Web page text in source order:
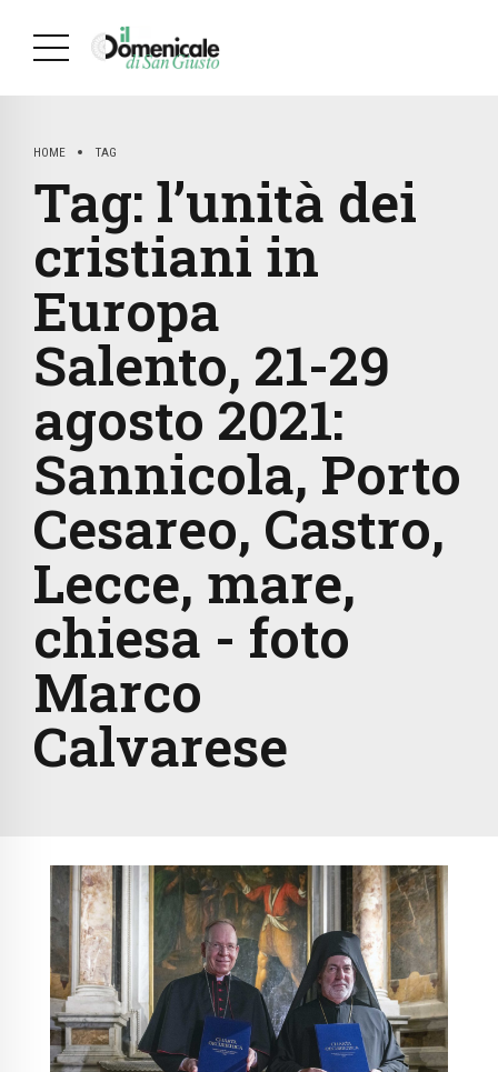
HOME TAG
Tag: l’unità dei
cristiani in
Europa
Salento, 21-29
agosto 2021:
Sannicola, Porto
Cesareo, Castro,
Lecce, mare,
chiesa - foto
Marco
Calvarese